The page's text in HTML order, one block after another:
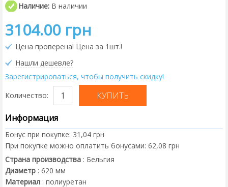
Наличие: В наличии
3104.00 грн
Цена проверена! Цена за 1шт.!
Нашли дешевле?
Зарегистрироваться, чтобы получить скидку!
Количество:
Информация
Бонус при покупке: 31,04 грн
При покупке можно оплатить бонусами: 62,08 грн
Страна производства : Бельгия
Диаметр : 620 мм
Материал : полиуретан